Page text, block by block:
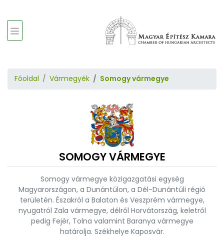
Főoldal Vármegyék Somogy vármegye
SOMOGY VÁRMEGYE
Somogy vármegye közigazgatási egység
Magyarországon, a Dunántúlon, a Dél-Dunántúli régió
területén. Északról a Balaton és Veszprém vármegye,
nyugatról Zala vármegye, délről Horvátország, keletről
pedig Fejér, Tolna valamint Baranya vármegye
határolja. Székhelye Kaposvár.